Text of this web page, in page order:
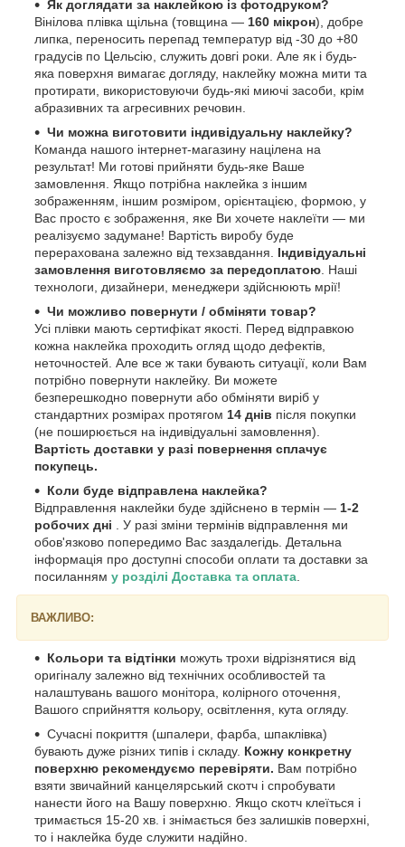
Як доглядати за наклейкою із фотодруком?
Вінілова плівка щільна (товщина — 160 мікрон), добре
липка, переносить перепад температур від -30 до +80
градусів по Цельсію, служить довгі роки. Але як і будь-
яка поверхня вимагає догляду, наклейку можна мити та
протирати, використовуючи будь-які миючі засоби, крім
абразивних та агресивних речовин.
Чи можна виготовити індивідуальну наклейку?
Команда нашого інтернет-магазину націлена на
результат! Ми готові прийняти будь-яке Ваше
замовлення. Якщо потрібна наклейка з іншим
зображенням, іншим розміром, орієнтацією, формою, у
Вас просто є зображення, яке Ви хочете наклеїти — ми
реалізуємо задумане! Вартість виробу буде
перерахована залежно від техзавдання. Індивідуальні
замовлення виготовляємо за передоплатою . Наші
технологи, дизайнери, менеджери здійснюють мрії!
Чи можливо повернути / обміняти товар?
Усі плівки мають сертифікат якості. Перед відправкою
кожна наклейка проходить огляд щодо дефектів,
неточностей. Але все ж таки бувають ситуації, коли Вам
потрібно повернути наклейку. Ви можете
безперешкодно повернути або обміняти виріб у
стандартних розмірах протягом 14 днів після покупки
(не поширюється на індивідуальні замовлення).
Вартість доставки у разі повернення сплачує
покупець.
Коли буде відправлена наклейка?
Відправлення наклейки буде здійснено в термін — 1-2
робочих дні . У разі зміни термінів відправлення ми
обов'язково попередимо Вас заздалегідь. Детальна
інформація про доступні способи оплати та доставки за
посиланням у розділі Доставка та оплата
ВАЖЛИВО:
Кольори та відтінки можуть трохи відрізнятися від
оригіналу залежно від технічних особливостей та
налаштувань вашого монітора, колірного оточення,
Вашого сприйняття кольору, освітлення, кута огляду.
Сучасні покриття (шпалери, фарба, шпаклівка)
бувають дуже різних типів і складу. Кожну конкретну
поверхню рекомендуємо перевіряти. Вам потрібно
взяти звичайний канцелярський скотч і спробувати
нанести його на Вашу поверхню. Якщо скотч клеїться і
тримається 15-20 хв. і знімається без залишків поверхні,
то і наклейка буде служити надійно.